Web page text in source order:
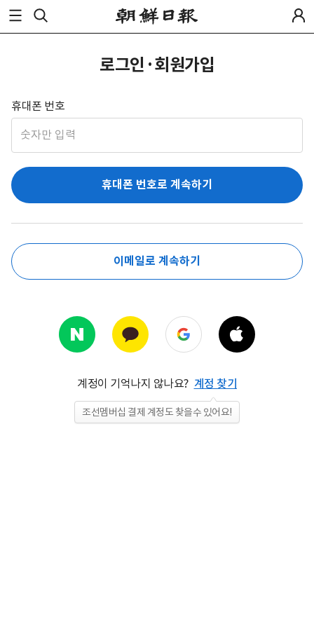
로그인·회원가입
휴대폰 번호
휴대폰 번호로 계속하기
이메일로 계속하기
계정이 기억나지 않나요? 계정 찾기
조선멤버십 결제 계정도 찾을수 있어요!